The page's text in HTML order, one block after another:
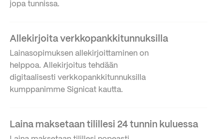
jopa tunnissa.
Allekirjoita verkkopankkitunnuksilla
Lainasopimuksen allekirjoittaminen on
helppoa. Allekirjoitus tehdään
digitaalisesti verkkopankkitunnuksilla
kumppanimme Signicat kautta.
Laina maksetaan tilillesi 24 tunnin kuluessa